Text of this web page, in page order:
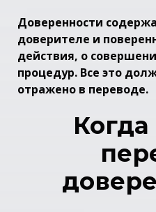
Доверенности
доверителе и
действия, о
процедур. Все это
отражено в переводе.